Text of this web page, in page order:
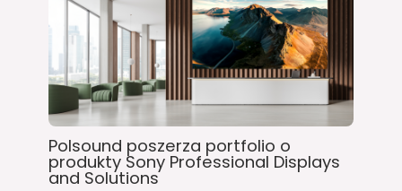
Polsound poszerza portfolio o
produkty Sony Professional Displays
and Solutions